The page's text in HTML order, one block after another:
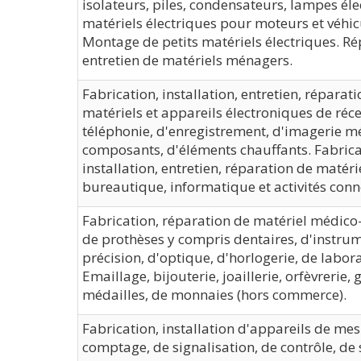
isolateurs, piles, condensateurs, lampes
matériels électriques pour moteurs et
Montage de petits matériels électriques.
entretien de matériels ménagers.
Fabrication, installation, entretien,
matériels et appareils électroniques de
téléphonie, d'enregistrement, d'imagerie
composants, d'éléments chauffants.
installation, entretien, réparation de
bureautique, informatique et activités
Fabrication, réparation de matériel
de prothèses y compris dentaires,
précision, d'optique, d'horlogerie, de
Emaillage, bijouterie, joaillerie, orfèvrerie,
médailles, de monnaies (hors commerce).
Fabrication, installation d'appareils de
comptage, de signalisation, de contrôle, de